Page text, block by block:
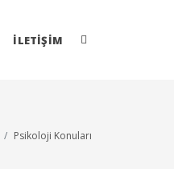
İLETIŞIM
Psikoloji Konuları